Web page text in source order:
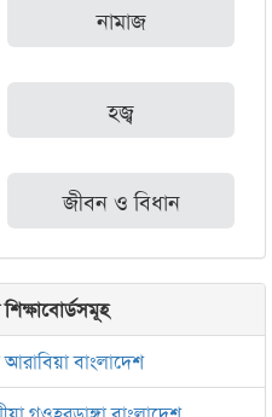
নামাজ
হজ্ব
জীবন ও বিধান
বাংলাদেশ